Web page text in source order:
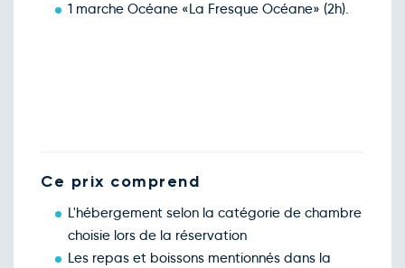
1 marche Océane «La Fresque Océane» (2h).
Ce prix comprend
L'hébergement selon la catégorie de chambre
choisie lors de la réservation
Les repas et boissons mentionnés dans la